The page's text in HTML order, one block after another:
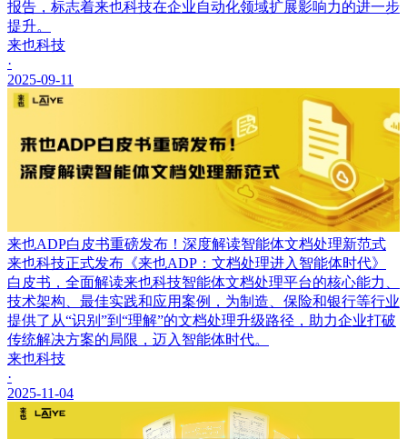
报告，标志着来也科技在企业自动化领域扩展影响力的进一步
提升。
来也科技
·
2025-09-11
来也ADP白皮书重磅发布！深度解读智能体文档处理新范式
来也科技正式发布《来也ADP：文档处理进入智能体时代》
白皮书，全面解读来也科技智能体文档处理平台的核心能力、
技术架构、最佳实践和应用案例，为制造、保险和银行等行业
提供了从“识别”到“理解”的文档处理升级路径，助力企业打破
传统解决方案的局限，迈入智能体时代。
来也科技
·
2025-11-04